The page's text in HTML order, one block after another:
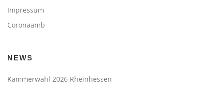
Impressum
Coronaamb
NEWS
Kammerwahl 2026 Rheinhessen